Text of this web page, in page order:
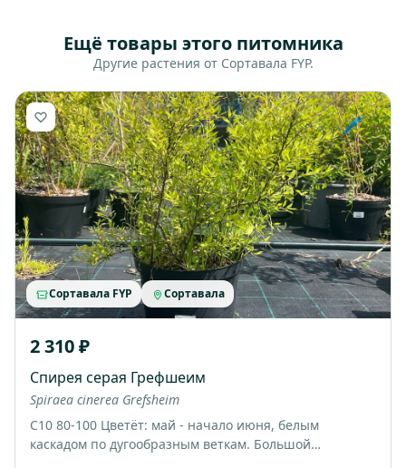
Ещё товары этого питомника
Другие растения от Сортавала FYP.
Сортавала FYP Сортавала
2 310 ₽
Спирея серая Грефшеим
Spiraea cinerea Grefsheim
С10 80-100 Цветёт: май - начало июня, белым
каскадом по дугообразным веткам. Большой